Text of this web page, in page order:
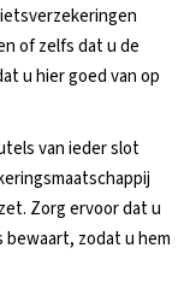
of zelfs dat u de
u hier goed van op
van ieder slot
Zorg ervoor dat u
zodat u hem